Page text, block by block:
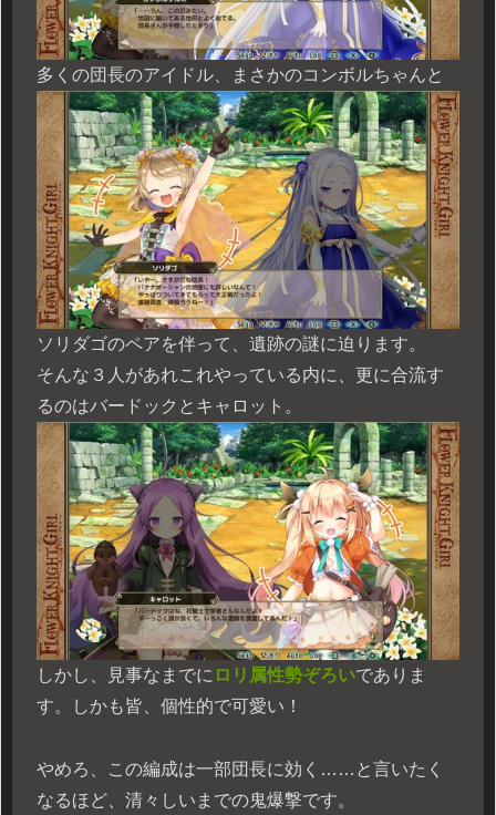
多くの団長のアイドル、まさかのコンボルちゃんと
ソリダゴのペアを伴って、遺跡の謎に迫ります。
そんな３人があれこれやっている内に、更に合流す
るのはバードックとキャロット。
しかし、見事なまでに ロリ属性勢ぞろいでありま
す。しかも皆、個性的で可愛い！
やめろ、この編成は一部団長に効く……と言いたく
なるほど、清々しいまでの鬼爆撃です。